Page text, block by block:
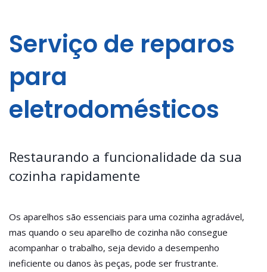
Serviço de reparos
para
eletrodomésticos
Restaurando a funcionalidade da sua
cozinha rapidamente
Os aparelhos são essenciais para uma cozinha agradável,
mas quando o seu aparelho de cozinha não consegue
acompanhar o trabalho, seja devido a desempenho
ineficiente ou danos às peças, pode ser frustrante.